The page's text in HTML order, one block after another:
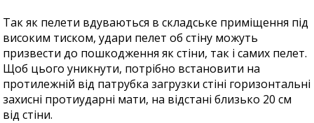
Так як пелети вдуваються в складське приміщення під
високим тиском, удари пелет об стіну можуть
призвести до пошкодження як стіни, так і самих пелет.
Щоб цього уникнути, потрібно встановити на
протилежній від патрубка загрузки стіні горизонтальні
захисні протиударні мати, на відстані близько 20 см
від стіни.